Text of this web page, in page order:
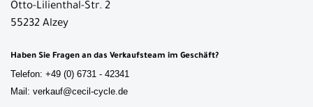
Otto-Lilienthal-Str. 2
55232 Alzey
Haben Sie Fragen an das Verkaufsteam im Geschäft?
Telefon: +49 (0) 6731 - 42341
Mail: verkauf@cecil-cycle.de